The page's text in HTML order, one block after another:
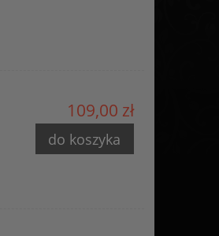
109,00 zł
do koszyka